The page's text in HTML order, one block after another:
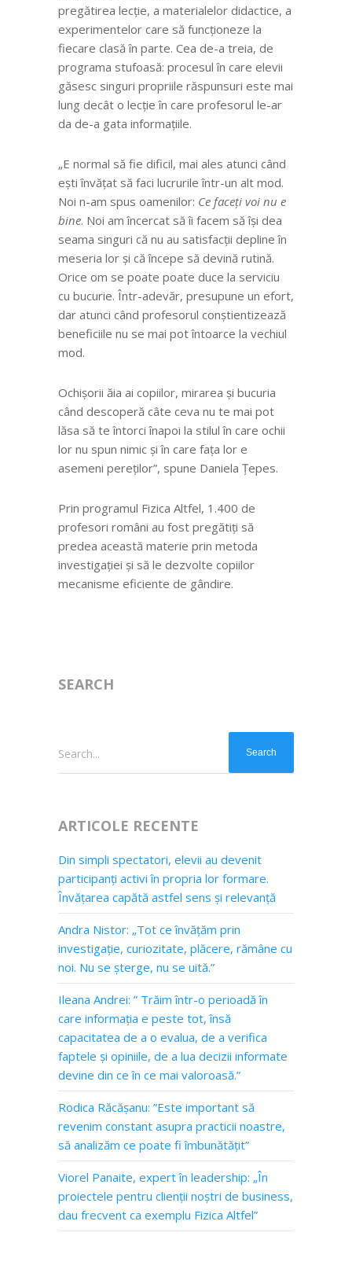
pregătirea lecție, a materialelor didactice, a
experimentelor care să funcționeze la
fiecare clasă în parte. Cea de-a treia, de
programa stufoasă: procesul în care elevii
găsesc singuri propriile răspunsuri este mai
lung decât o lecție în care profesorul le-ar
da de-a gata informațiile.
„E normal să fie dificil, mai ales atunci când
ești învățat să faci lucrurile într-un alt mod.
Noi n-am spus oamenilor: Ce faceți voi nu e
bine. Noi am încercat să îi facem să își dea
seama singuri că nu au satisfacții depline în
meseria lor și că începe să devină rutină.
Orice om se poate poate duce la serviciu
cu bucurie. Într-adevăr, presupune un efort,
dar atunci când profesorul conștientizează
beneficiile nu se mai pot întoarce la vechiul
mod.
Ochișorii ăia ai copiilor, mirarea și bucuria
când descoperă câte ceva nu te mai pot
lăsa să te întorci înapoi la stilul în care ochii
lor nu spun nimic și în care fața lor e
asemeni pereților”, spune Daniela Țepes.
Prin programul Fizica Altfel, 1.400 de
profesori români au fost pregătiți să
predea această materie prin metoda
investigației și să le dezvolte copiilor
mecanisme eficiente de gândire.
SEARCH
Search...
ARTICOLE RECENTE
Din simpli spectatori, elevii au devenit
participanți activi în propria lor formare.
Învățarea capătă astfel sens și relevanță
Andra Nistor: „Tot ce învățăm prin
investigație, curiozitate, plăcere, rămâne cu
noi. Nu se șterge, nu se uită.”
Ileana Andrei: ” Trăim într-o perioadă în
care informația e peste tot, însă
capacitatea de a o evalua, de a verifica
faptele și opiniile, de a lua decizii informate
devine din ce în ce mai valoroasă.”
Rodica Răcășanu: ”Este important să
revenim constant asupra practicii noastre,
să analizăm ce poate fi îmbunătățit”
Viorel Panaite, expert în leadership: „În
proiectele pentru clienții noștri de business,
dau frecvent ca exemplu Fizica Altfel”